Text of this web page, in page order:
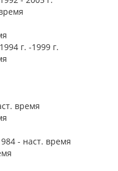
г. -1999 г.
время
- наст. время